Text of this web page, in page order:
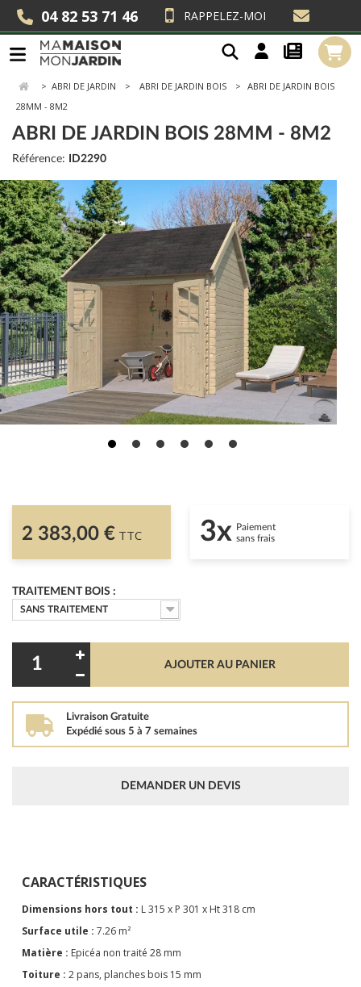
04 82 53 71 46 RAPPELEZ-MOI
> ABRI DE JARDIN ABRI DE JARDIN BOIS
ABRI DE JARDIN BOIS
28MM - 8M2
ABRI DE JARDIN BOIS 28MM - 8M2
Référence: ID2290
2 383,00 € TTC 3x Paiement
sans frais
TRAITEMENT BOIS :
SANS TRAITEMENT
AJOUTER AU PANIER
Livraison Gratuite
Expédié sous 5 à 7 semaines
DEMANDER UN DEVIS
CARACTÉRISTIQUES
Dimensions hors tout : L 315 x P 301 x Ht 318 cm
Surface utile : 7.26 m²
Matière : Epicéa non traité 28 mm
Toiture : 2 pans, planches bois 15 mm